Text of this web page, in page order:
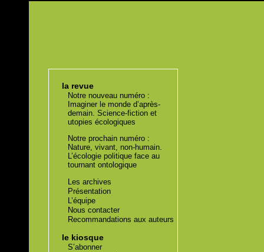
la revue
Notre nouveau numéro :
Imaginer le monde d’après-
demain. Science-fiction et
utopies écologiques
Notre prochain numéro :
Nature, vivant, non-humain.
L’écologie politique face au
tournant ontologique
Les archives
Présentation
L’équipe
Nous contacter
Recommandations aux auteurs
le kiosque
S’abonner